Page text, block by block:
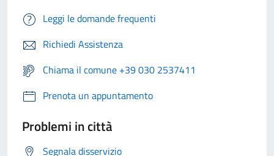
Leggi le domande frequenti
Richiedi Assistenza
Chiama il comune +39 030 2537411
Prenota un appuntamento
Problemi in città
Segnala disservizio